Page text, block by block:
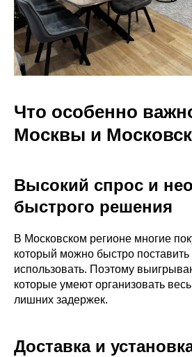
Что особенно
Москвы и
Высокий спрос и
быстрого решения
В Московском регионе многие
который можно быстро поставить
использовать. Поэтому
которые умеют организовать
лишних задержек.
Доставка и